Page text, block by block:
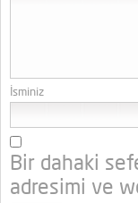
İsminiz
Bir dahaki
adresimi ve